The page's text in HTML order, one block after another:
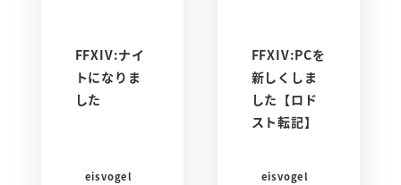
FFXIV:ナイ
トになりま
した
eisvogel
FFXIV:PCを
新しくしま
した【ロド
スト転記】
eisvogel